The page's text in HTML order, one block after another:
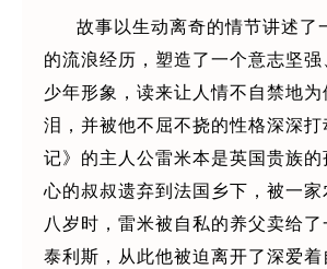
故事以生动离奇的情节讲述
的流浪经历，塑造了一个意志坚
少年形象，读来让人情不自禁地
泪，并被他不屈不挠的性格深深
记》的主人公雷米本是英国贵族
心的叔叔遗弃到法国乡下，被一家
八岁时，雷米被自私的养父卖给
泰利斯，从此他被迫离开了深爱